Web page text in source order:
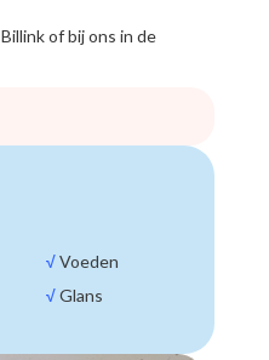
Billink of bij ons in de
√Voeden
√Glans